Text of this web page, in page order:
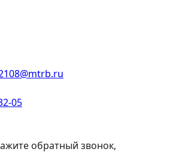
05
обратный звонок,